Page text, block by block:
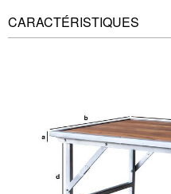
CARACTÉRISTIQUES